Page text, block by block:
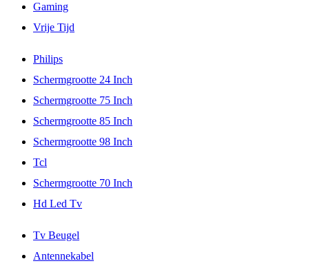
Gaming
Vrije Tijd
Philips
Schermgrootte 24 Inch
Schermgrootte 75 Inch
Schermgrootte 85 Inch
Schermgrootte 98 Inch
Tcl
Schermgrootte 70 Inch
Hd Led Tv
Tv Beugel
Antennekabel